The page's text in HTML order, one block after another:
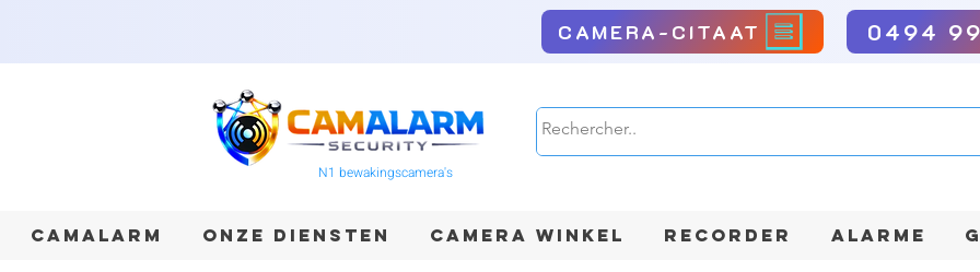
CAMERA-CITAAT 0494
N1 bewakingscamera's
CAMALARM ONZE DIENSTEN CAMERA WINKEL RECORDER ALARME